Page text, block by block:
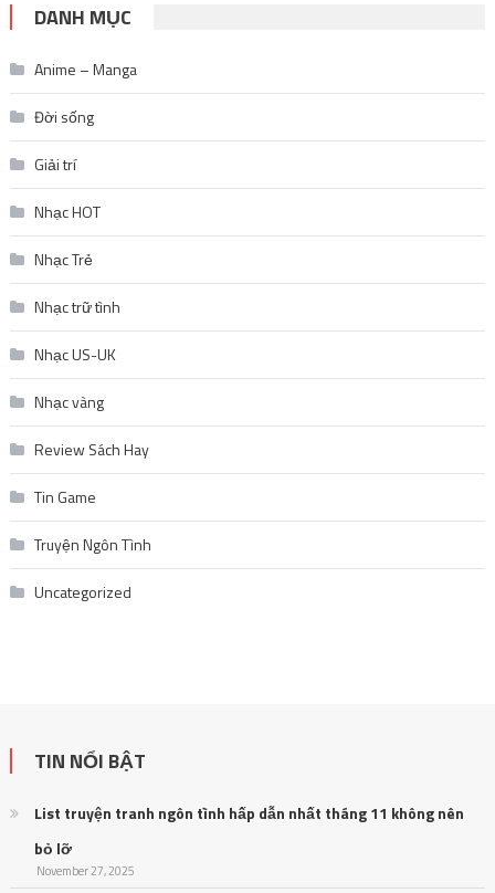
DANH MỤC
Anime – Manga
Đời sống
Giải trí
Nhạc HOT
Nhạc Trẻ
Nhạc trữ tình
Nhạc US-UK
Nhạc vàng
Review Sách Hay
Tin Game
Truyện Ngôn Tình
Uncategorized
TIN NỔI BẬT
List truyện tranh ngôn tình hấp dẫn nhất tháng 11 không nên
bỏ lỡ
November 27, 2025